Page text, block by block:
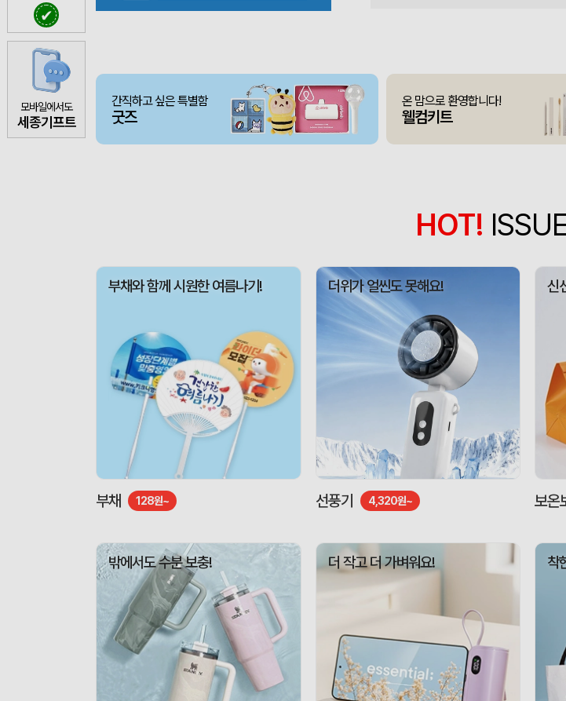
✔
모바일에서도
세종기프트
375349
375348
375345 노OO 1200
375371
375367
375366 정OO
375364 울OO 120
375363 30
간직하고 싶은 특별함
굿즈
온 맘으로 환영합니다!
웰컴키트
HOT!
부채와 함께 시원한 여름나기!
부채 128원~
더위가 얼씬도 못해요!
선풍기 4,320원~
신
보온
밖에서도 수분 보충! 더 작고 더 가벼워요! 착